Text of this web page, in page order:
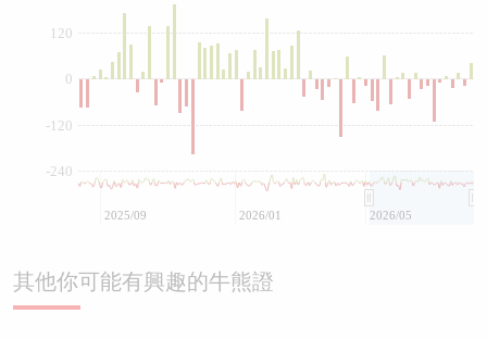
0
-240
-120
120
2025/09 2026/01 2026/05
其他你可能有興趣的牛熊證